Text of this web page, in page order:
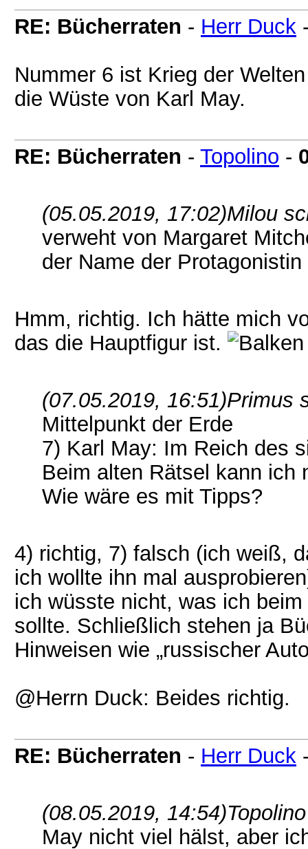
RE: Bücherraten - Herr Duck
Nummer 6 ist Krieg der
die Wüste von Karl May.
RE: Bücherraten - Topolino -
(05.05.2019, 17:02)Milou
verweht von Margaret
der Name der
Hmm, richtig. Ich hätte mich
das die Hauptfigur ist.
(07.05.2019, 16:51)Primus
Mittelpunkt der Erde
7) Karl May: Im Reich des
Beim alten Rätsel kann ich
Wie wäre es mit Tipps?
4) richtig, 7) falsch (ich weiß,
ich wollte ihn mal
ich wüsste nicht, was ich
sollte. Schließlich stehen ja
Hinweisen wie „russischer
@Herrn Duck: Beides richtig.
RE: Bücherraten - Herr Duck
(08.05.2019, 14:54)
May nicht viel hälst, aber